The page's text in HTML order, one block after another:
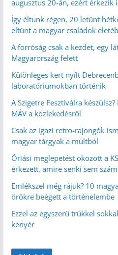
augusztus 20-án, ezért érkezik
Így éltünk régen, 20 letűnt
eltűnt a magyar családok
A forróság csak a kezdet, egy
Magyarország felett
Különleges kert nyílt
laboratóriumokban történik
A Szigetre Fesztiválra
MÁV a közlekedésről
Csak az igazi retro-rajongók
magyar tárgyak a múltból
Óriási meglepetést okozott a
érkezett, amire senki sem
Emlékszel még rájuk? 10
örökre beégett a történelembe
Ezzel az egyszerű trükkel
kenyér